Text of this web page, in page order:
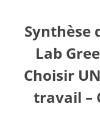
Synthèse
Lab
Choisir
travail –